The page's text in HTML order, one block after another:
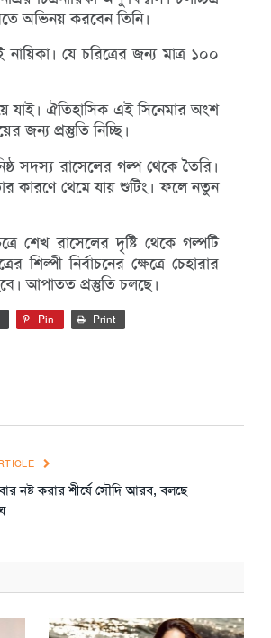
অভিনয় করবেন তিনি।
যে চরিত্রের জন্য মাত্র ১০০
যাই। ঐতিহাসিক এই সিনেমার অংশ
জন্য প্রস্তুতি নিচ্ছি।
সদস্য রাসেলের গল্প থেকে তৈরি।
কারণে থেমে যায় শুটিং। ফলে নতুন
শেখ রাসেলের দৃষ্টি থেকে গল্পটি
শিল্পী নির্বাচনের ক্ষেত্রে চেহারার
আপাতত প্রস্তুতি চলছে।
Pin Print
নষ্ট করার শীর্ষে সৌদি আরব, বলছে